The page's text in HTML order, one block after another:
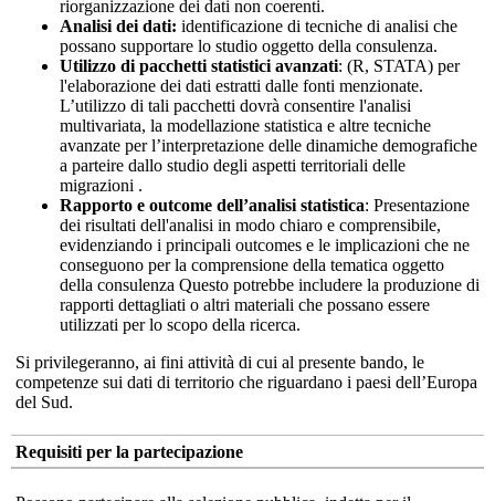
riorganizzazione dei dati non coerenti.
Analisi dei dati: identificazione di tecniche di analisi che
possano supportare lo studio oggetto della consulenza.
Utilizzo di pacchetti statistici avanzati: (R, STATA) per
l'elaborazione dei dati estratti dalle fonti menzionate.
L’utilizzo di tali pacchetti dovrà consentire l'analisi
multivariata, la modellazione statistica e altre tecniche
avanzate per l’interpretazione delle dinamiche demografiche
a parteire dallo studio degli aspetti territoriali delle
migrazioni .
Rapporto e outcome dell’analisi statistica: Presentazione
dei risultati dell'analisi in modo chiaro e comprensibile,
evidenziando i principali outcomes e le implicazioni che ne
conseguono per la comprensione della tematica oggetto
della consulenza Questo potrebbe includere la produzione di
rapporti dettagliati o altri materiali che possano essere
utilizzati per lo scopo della ricerca.
Si privilegeranno, ai fini attività di cui al presente bando, le
competenze sui dati di territorio che riguardano i paesi dell’Europa
del Sud.
Requisiti per la partecipazione